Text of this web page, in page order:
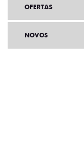
OFERTAS
NOVOS